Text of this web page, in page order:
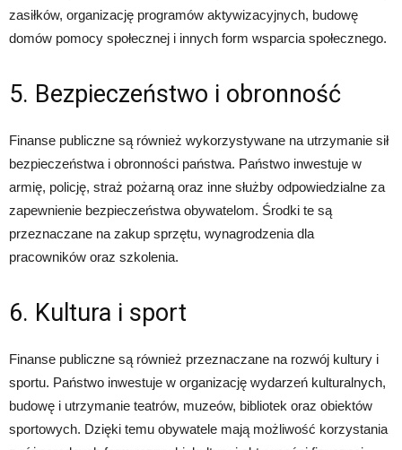
zasiłków, organizację programów aktywizacyjnych, budowę
domów pomocy społecznej i innych form wsparcia społecznego.
5. Bezpieczeństwo i obronność
Finanse publiczne są również wykorzystywane na utrzymanie sił
bezpieczeństwa i obronności państwa. Państwo inwestuje w
armię, policję, straż pożarną oraz inne służby odpowiedzialne za
zapewnienie bezpieczeństwa obywatelom. Środki te są
przeznaczane na zakup sprzętu, wynagrodzenia dla
pracowników oraz szkolenia.
6. Kultura i sport
Finanse publiczne są również przeznaczane na rozwój kultury i
sportu. Państwo inwestuje w organizację wydarzeń kulturalnych,
budowę i utrzymanie teatrów, muzeów, bibliotek oraz obiektów
sportowych. Dzięki temu obywatele mają możliwość korzystania